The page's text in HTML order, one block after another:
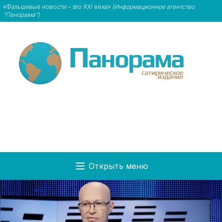
«Фальшивые новости – зло XXI века» (Информационное агентство
"Панорама")
Открыть меню